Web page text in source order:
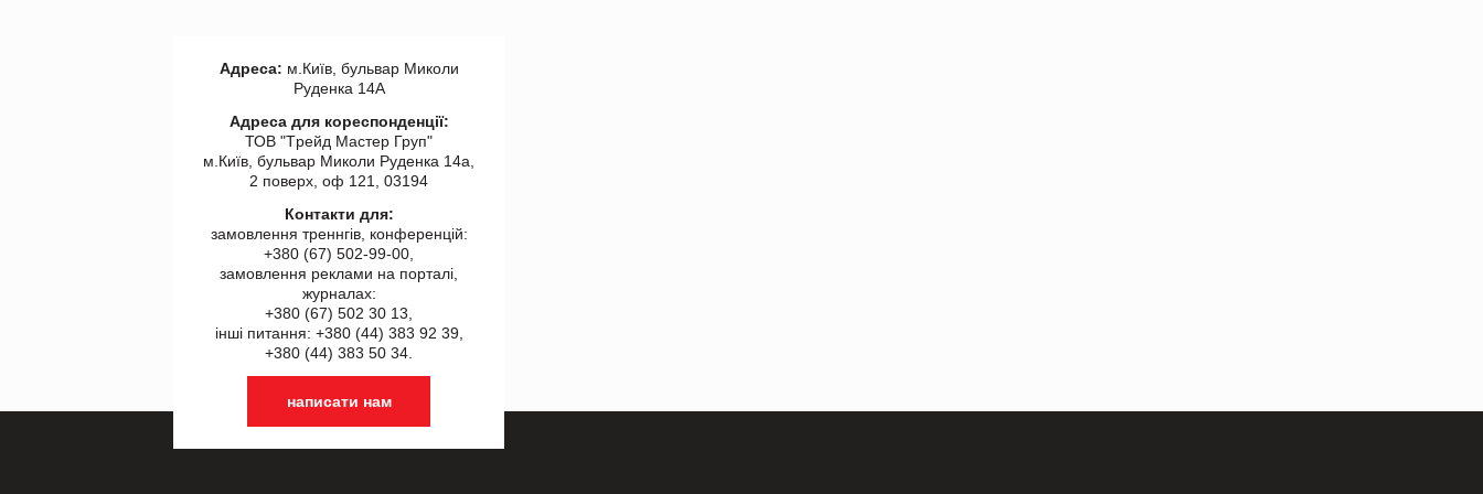
Адреса: м.Київ, бульвар Миколи
Руденка 14А
Адреса для кореспонденції:
ТОВ "Tрейд Мастер Груп"
м.Київ, бульвар Миколи Руденка 14а,
2 поверх, оф 121, 03194
Контакти для:
замовлення треннгів, конференцій:
+380 (67) 502-99-00,
замовлення реклами на порталі,
журналах:
+380 (67) 502 30 13,
інші питання: +380 (44) 383 92 39,
+380 (44) 383 50 34.
написати нам